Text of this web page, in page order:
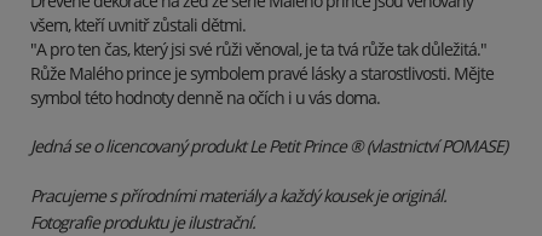
všem, kteří uvnitř zůstali dětmi.
"A pro ten čas, který jsi své růži věnoval, je ta tvá růže tak důležitá."
Růže Malého prince je symbolem pravé lásky a starostlivosti. Mějte
symbol této hodnoty denně na očích i u vás doma.
Jedná se o licencovaný produkt Le Petit Prince ® (vlastnictví POMASE)
Pracujeme s přírodními materiály a každý kousek je originál.
Fotografie produktu je ilustrační.